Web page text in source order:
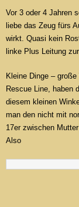
Vor 3 oder 4 Jahren
liebe das Zeug fürs
wirkt. Quasi kein
linke Plus Leitung
Kleine Dinge –
Rescue Line, haben
diesem kleinen
man den nicht mit
17er zwischen
Also